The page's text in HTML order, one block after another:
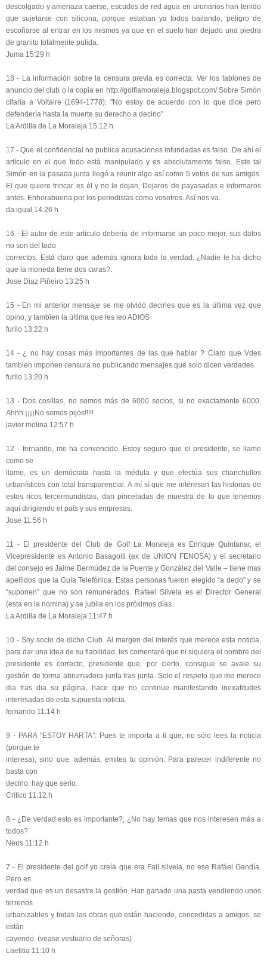
descolgado y amenaza caerse, escudos de red agua en urunarios han tenido
que sujetarse con silicona, porque estaban ya todos bailando, peligro de
escoñarse al entrar en los mismos ya que en el suelo han dejado una piedra
de granito totalmente pulida.
Juma 15:29 h
18 - La información sobre la censura previa es correcta. Ver los tablones de
anuncio del club o la copia en http://golflamoraleja.blogspot.com/ Sobre Simón
citaría a Voltaire (1694-1778): "No estoy de acuerdo con lo que dice pero
defendería hasta la muerte su derecho a decirlo"
La Ardilla de La Moraleja 15:12 h
17 - Que el confidencial no publica acusaciones infundadas es falso. De ahí el
artículo en el que todo está manipulado y es absolutamente falso. Este tal
Simón en la pasada junta llegó a reunir algo así como 5 votos de sus amigos.
El que quiere trincar es él y no le dejan. Dejaros de payasadas e informaros
antes. Enhorabuena por los periodistas como vosotros. Así nos va.
da igual 14:26 h
16 - El autor de este artículo debería de informarse un poco mejor, sus datos
no son del todo
correctos. Está claro que además ignora toda la verdad. ¿Nadie le ha dicho
que la moneda tiene dos caras?.
Jose Diaz Piñeiro 13:25 h
15 - En mi anterior mensaje se me olvidó decirles que es la última vez que
opino, y tambien la última que les leo ADIOS
furilo 13:22 h
14 - ¿ no hay cosas más importantes de las que hablar ? Claro que Vdes
tambien imponen censura no publicando mensajes que solo dicen verdades
furilo 13:20 h
13 - Dos cosillas, no somos más de 6000 socios, si no exactamente 6000.
Ahhh ¡¡¡¡No somos pijos!!!!!
javier molina 12:57 h
12 - fernando, me ha convencido. Estoy seguro que el presidente, se llame
como se
llame, es un demócrata hasta la médula y que efectúa sus chanchullos
urbanísticos con total transparencial. A mí sí que me interesan las historias de
estos ricos tercermundistas, dan pinceladas de muestra de lo que tenemos
aquí dirigiendo el país y sus empresas.
Jose 11:56 h
11 - El presidente del Club de Golf La Moraleja es Enrique Quintanar, el
Vicepresidente es Antonio Basagoiti (ex de UNION FENOSA) y el secretario
del consejo es Jaime Bermúdez de la Puente y González del Valle – tiene mas
apellidos que la Guía Telefónica. Estas personas fueron elegido “a dedo” y se
“suponen” que no son remunerados. Rafael Silvela es el Director General
(esta en la nomina) y se jubila en los próximos días.
La Ardilla de La Moraleja 11:47 h
10 - Soy socio de dicho Club. Al margen del interés que merece esta noticia,
para dar una idea de su fiabilidad, les comentaré que ni siquiera el nombre del
presidente es correcto, presidente que, por cierto, consigue se avale su
gestión de forma abrumadora junta tras junta. Solo el respeto que me merece
dia tras dia su página, hace que no continue manifestando inexatitudes
interesadas de esta supuesta noticia.
fernando 11:14 h
9 - PARA "ESTOY HARTA": Pues te importa a tí que, no sólo lees la noticia
(porque te
interesa), sino que, además, emites tu opinión. Para parecer indiferente no
basta con
decirlo: hay que serlo.
Crítico 11:12 h
8 - ¿De verdad esto es importante?; ¿No hay temas que nos interesen más a
todos?
Neus 11:12 h
7 - El presidente del golf yo creía que era Fali silvela, no ese Rafáel Gandía.
Pero es
verdad que es un desastre la gestión. Han ganado una pasta vendiendo unos
terrenos
urbanizables y todas las obras que están haciendo, concedidas a amigos, se
están
cayendo. (vease vestuario de señoras)
Laetitia 11:10 h